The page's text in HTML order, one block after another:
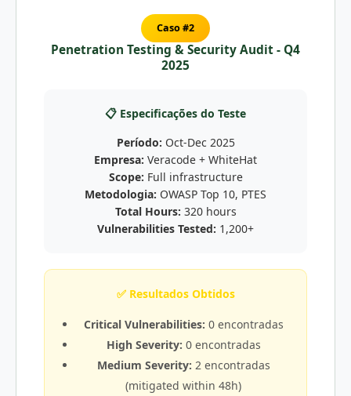
Caso #2
Penetration Testing & Security Audit - Q4
2025
📋 Especificações do Teste
Período: Oct-Dec 2025
Empresa: Veracode + WhiteHat
Scope: Full infrastructure
Metodologia: OWASP Top 10, PTES
Total Hours: 320 hours
Vulnerabilities Tested: 1,200+
✅ Resultados Obtidos
Critical Vulnerabilities: 0 encontradas
High Severity: 0 encontradas
Medium Severity: 2 encontradas
(mitigated within 48h)